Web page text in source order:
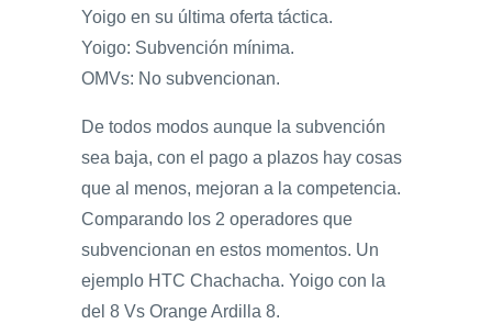
Yoigo en su última oferta táctica.
Yoigo: Subvención mínima.
OMVs: No subvencionan.
De todos modos aunque la subvención
sea baja, con el pago a plazos hay cosas
que al menos, mejoran a la competencia.
Comparando los 2 operadores que
subvencionan en estos momentos. Un
ejemplo HTC Chachacha. Yoigo con la
del 8 Vs Orange Ardilla 8.